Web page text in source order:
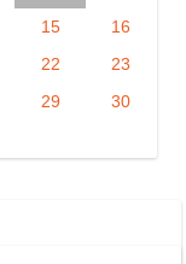
15
16
22
23
29
30